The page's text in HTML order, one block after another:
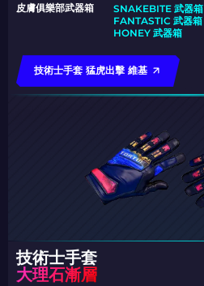
皮膚俱樂部武器箱
SNAKEBITE 武器箱
FANTASTIC 武器箱
HONEY 武器箱
技術士手套 猛虎出擊 維基
技術士手套
大理石漸層